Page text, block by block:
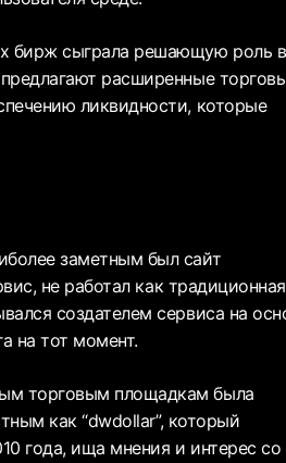
бирж сыграла решающую роль в
расширенные
ликвидности, которые
заметным был сайт
не работал как традиционная
создателем сервиса на
на тот момент.
торговым площадкам была
как “dwdollar”, который
года, ища мнения и интерес со